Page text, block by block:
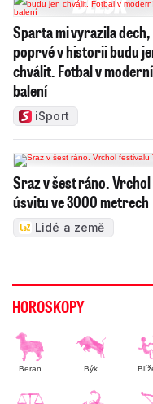
Sparta mi vyrazila dech,
poprvé v historii budu
chválit. Fotbal v
balení
iSport
Sraz v šest ráno.
úsvitu ve 3000 metrech
Lidé a země
HOROSKOPY
Beran Býk